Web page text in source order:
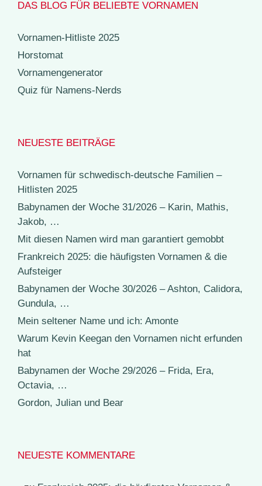
DAS BLOG FÜR BELIEBTE VORNAMEN
Vornamen-Hitliste 2025
Horstomat
Vornamengenerator
Quiz für Namens-Nerds
NEUESTE BEITRÄGE
Vornamen für schwedisch-deutsche Familien –
Hitlisten 2025
Babynamen der Woche 31/2026 – Karin, Mathis,
Jakob, …
Mit diesen Namen wird man garantiert gemobbt
Frankreich 2025: die häufigsten Vornamen & die
Aufsteiger
Babynamen der Woche 30/2026 – Ashton, Calidora,
Gundula, …
Mein seltener Name und ich: Amonte
Warum Kevin Keegan den Vornamen nicht erfunden
hat
Babynamen der Woche 29/2026 – Frida, Era,
Octavia, …
Gordon, Julian und Bear
NEUESTE KOMMENTARE